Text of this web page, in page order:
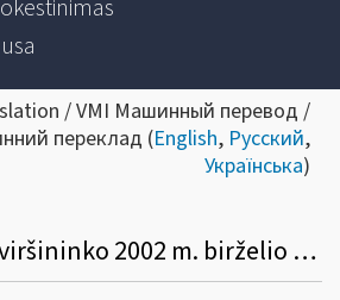
/ VMI Машинный перевод /
переклад (English, Русский,
Українська)
Dėl VMI prie FM viršininko 2002 m. birželio 14 d. įsakymo Nr. 156 pakeitimo